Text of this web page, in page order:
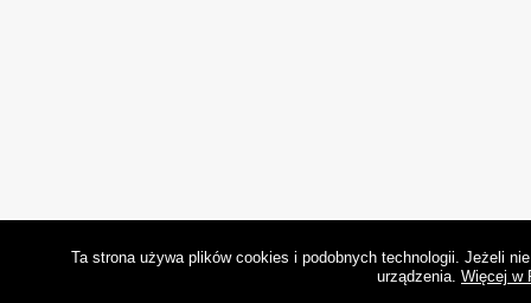
Ta strona używa plików cookies i podobnych technologii. Jeżeli
urządzenia. Więcej w